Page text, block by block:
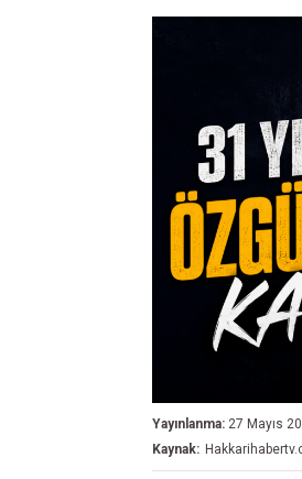
Yayınlanma: 27 Mayıs
Kaynak: